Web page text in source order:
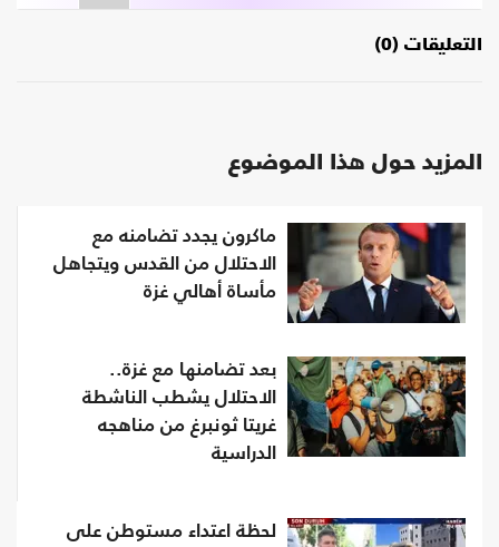
التعليقات (0)
المزيد حول هذا الموضوع
ماكرون يجدد تضامنه مع
الاحتلال من القدس ويتجاهل
مأساة أهالي غزة
بعد تضامنها مع غزة..
الاحتلال يشطب الناشطة
غريتا ثونبرغ من مناهجه
الدراسية
لحظة اعتداء مستوطن على